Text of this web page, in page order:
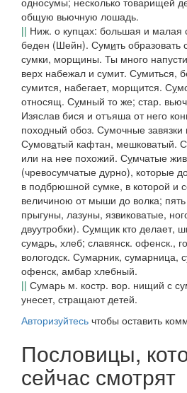
общую вьючную лошадь.
|| Ниж. о купцах: большая и малая
беден (Шейн). Сумить образовать
сумки, морщины. Ты много
верх набежал и сумит. Сумиться,
сумится, набегает, морщится. Су
относящ. Сумный то же; стар.
Изяслав бися и отъяша от него
походный обоз. Сумочные завязки
Сумоватый кафтан, мешковатый. С
или на нее похожий. Сумчатые
(чревосумчатые дурно), которые
в подбрюшной сумке, в которой и
величиною от мыши до волка;
прыгуны, лазуны, язвиковатые,
двуутробки). Сумщик кто делает,
сумарь, хлеб; славянск. офенск.,
вологодск. Сумарник, сумарница,
офенск, амбар хлебный.
|| Сумарь м. костр. вор. нищий с
унесет, стращают детей.
Авторизуйтесь чтобы оставить
Пословицы,
сейчас смотрят